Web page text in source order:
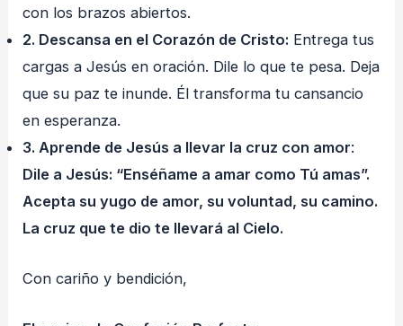
con los brazos abiertos.
2. Descansa en el Corazón de Cristo: Entrega tus
cargas a Jesús en oración. Dile lo que te pesa. Deja
que su paz te inunde. Él transforma tu cansancio
en esperanza.
3. Aprende de Jesús a llevar la cruz con amor:
Dile a Jesús: “Enséñame a amar como Tú amas”.
Acepta su yugo de amor, su voluntad, su camino.
La cruz que te dio te llevará al Cielo.
Con cariño y bendición,